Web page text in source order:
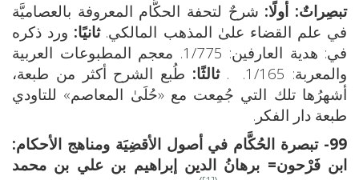
تبصِراتٌ: أولًا: شرحٌ لتحفة الحكَّام المعروفة بالعصاميَّة
في علم القضاء علىٰ المذهب المالكي.ثانيًا: ورد ذكره
في: هدية العارفين: 1/775. معجم المطبوعات العربية
والمعربة: 1/165. .
ثالثًا: طُبع الشرح أكثر من طبعة،
أشهرُها تلك التي جُمِعت مع «حُلَىٰ المعاصم» للتاودي
طبعة دار الفكر.
99- تبصرة الحُكَّام في أصول الأقضِيَة ومناهج الأحكام:
ابن فَرْحون= برهانُ الدين إبراهيم بن علي بن محمد